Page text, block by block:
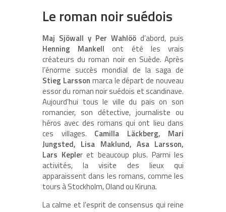
Le roman noir suédois
Maj Sjöwall y Per Wahlöö d’abord, puis
Henning Mankell ont été les vrais
créateurs du roman noir en Suède. Après
l’énorme succès mondial de la saga de
Stieg Larsson marca le départ de nouveau
essor du roman noir suédois et scandinave.
Aujourd’hui tous le ville du pais on son
romancier, son détective, journaliste ou
héros avec des romans qui ont lieu dans
ces villages. Camilla Läckberg, Mari
Jungsted, Lisa Maklund, Asa Larsson,
Lars Kepler et beaucoup plus. Parmi les
activités, la visite des lieux qui
apparaissent dans les romans, comme les
tours à Stockholm, Oland ou Kiruna.
La calme et l’esprit de consensus qui reine